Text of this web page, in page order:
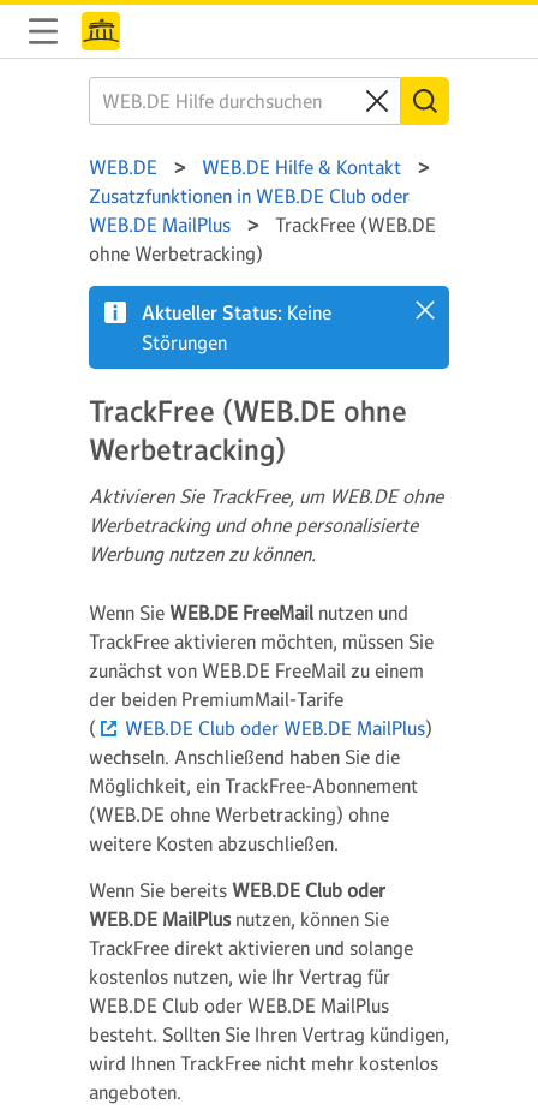
WEB.DE
WEB.DE Hilfe & Kontakt
Zusatzfunktionen in WEB.DE Club oder
WEB.DE MailPlus
TrackFree (WEB.DE
ohne Werbetracking)
Aktueller Status: Keine
Störungen
TrackFree (WEB.DE ohne
Werbetracking)
Aktivieren Sie TrackFree, um WEB.DE ohne
Werbetracking und ohne personalisierte
Werbung nutzen zu können.
Wenn Sie WEB.DE FreeMail nutzen und
TrackFree aktivieren möchten, müssen Sie
zunächst von WEB.DE FreeMail zu einem
der beiden PremiumMail-Tarife
(
WEB.DE Club oder WEB.DE MailPlus)
wechseln. Anschließend haben Sie die
Möglichkeit, ein TrackFree-Abonnement
(WEB.DE ohne Werbetracking) ohne
weitere Kosten abzuschließen.
Wenn Sie bereits WEB.DE Club oder
WEB.DE MailPlusnutzen, können Sie
TrackFree direkt aktivieren und solange
kostenlos nutzen, wie Ihr Vertrag für
WEB.DE Club oder WEB.DE MailPlus
besteht. Sollten Sie Ihren Vertrag kündigen,
wird Ihnen TrackFree nicht mehr kostenlos
angeboten.